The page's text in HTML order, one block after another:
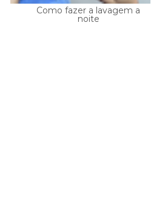
Como fazer a lavagem a
noite